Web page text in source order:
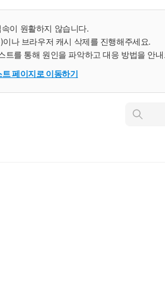
속이 원활하지 않습니다.
나 브라우저 캐시 삭제를 진행해주세요.
트를 통해 원인을 파악하고 대응 방법을 안
트 페이지로 이동하기
인